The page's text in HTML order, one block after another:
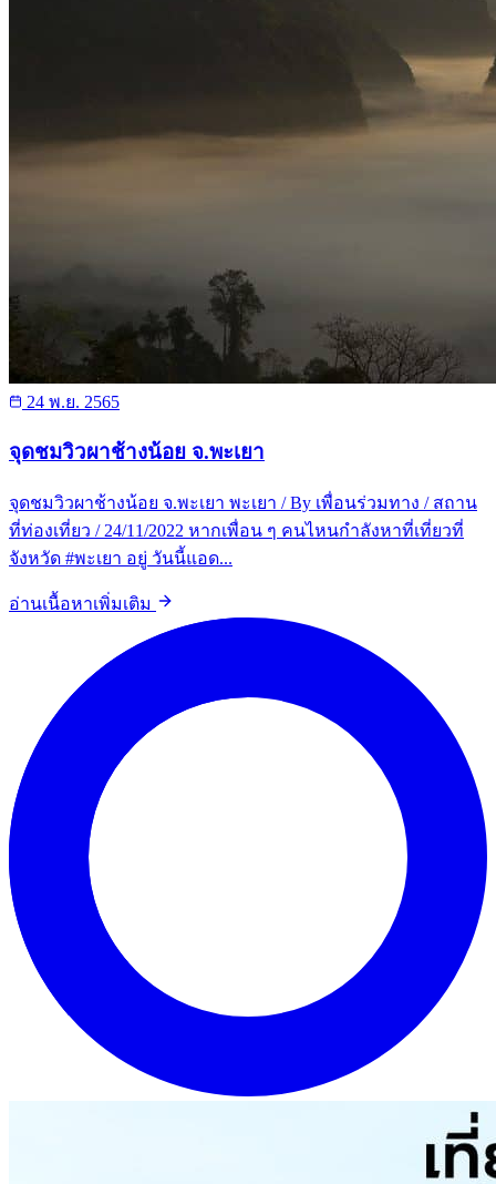
24 พ.ย. 2565
จุดชมวิวผาช้างน้อย จ.พะเยา
จุดชมวิวผาช้างน้อย จ.พะเยา พะเยา / By เพื่อนร่วมทาง / สถาน
ที่ท่องเที่ยว / 24/11/2022 หากเพื่อน ๆ คนไหนกำลังหาที่เที่ยวที่
จังหวัด #พะเยา อยู่ วันนี้แอด...
อ่านเนื้อหาเพิ่มเติม